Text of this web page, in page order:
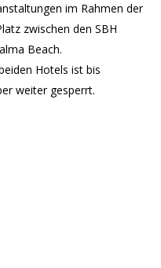
im Rahmen der
zwischen den SBH
Beach.
Hotels ist bis
weiter gesperrt.